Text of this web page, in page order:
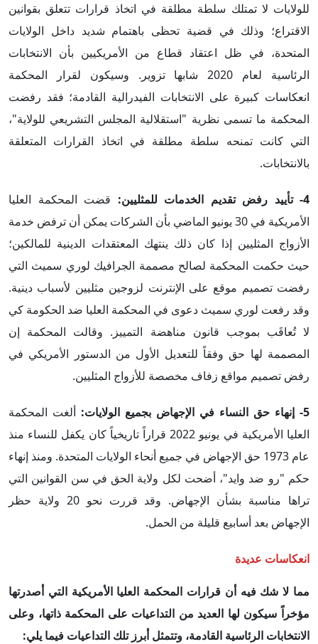
للولايات لا تمتلك سلطة مطلقة في اتخاذ قرارات تتعلق بقوانين
الاقتراع؛ وذلك في قضية تحظى باهتمام شديد داخل الولايات
المتحدة، في ظل اعتقاد قطاع من الأمريكيين بأن الانتخابات
الرئاسية لعام 2020 شابها تزوير. وسيكون لقرار المحكمة
انعكاسات كبيرة على الانتخابات الفيدرالية القادمة؛ فقد رفضت
المحكمة ما تسمى نظرية "استقلالية المجلس التشريعي للولاية"،
التي كانت تمنحه سلطة مطلقة في اتخاذ القرارات المتعلقة
بالانتخابات.
4- تأييد رفض تقديم الخدمات للمثليين:
قضت المحكمة العليا
الأمريكية في 30 يونيو الماضي بأن الشركات يمكن أن ترفض خدمة
الأزواج المثليين إذا كان ذلك ينتهك المعتقدات الدينية للمالكين؛
حيث حكمت المحكمة لصالح مصممة الجرافيك لوري سميث التي
رفضت تصميم موقع على الإنترنت لزوجين مثليين لأسباب دينية.
وقد رفعت لوري سميث دعوى في المحكمة العليا ضد الحكومة كي
لا تُعاقَب بموجب قانون مناهضة التمييز. وقالت المحكمة إن
المصممة لها حق وفقاً للتعديل الأول من الدستور الأمريكي في
رفض تصميم مواقع زفاف مخصصة للأزواج المثليين.
5- إنهاء حق النساء في الإجهاض بجميع الولايات:
ألغت المحكمة
العليا الأمريكية في يونيو 2022 قراراً تاريخياً كان يكفل للنساء منذ
عام 1973 حق الإجهاض في جميع أنحاء الولايات المتحدة. ومنذ إنهاء
حكم "رو ضد وايد"، أضحت لكل ولاية الحق في سن القوانين التي
تراها مناسبة بشأن الإجهاض. وقد قررت نحو 20 ولاية حظر
الإجهاض بعد أسابيع قليلة من الحمل.
انعكاسات عديدة
مما لا شك فيه أن قرارات المحكمة العليا الأمريكية التي أصدرتها
مؤخراً سيكون لها العديد من التداعيات على المحكمة ذاتها، وعلى
الانتخابات الرئاسية القادمة، وتتمثل أبرز تلك التداعيات فيما يلي: